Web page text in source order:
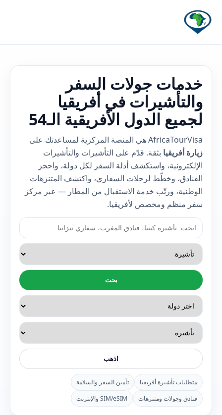
خدمات جولات السفر
والتأشيرات في أفريقيا
لجميع الدول الأفريقية الـ54
AfricaTourVisa هي المنصة المركزية لمساعدتك على
زيارة أفريقيا بثقة. قدّم على التأشيرات والتأشيرات
الإلكترونية، واستكشف أدلة السفر لكل دولة، واحجز
الفنادق، وخطّط لرحلات السفاري، واكتشف المتنزهات
الوطنية، ورتّب خدمة الاستقبال من المطار — عبر مركز
سفر منظم ومخصص لأفريقيا.
بحث
اذهب
متطلبات تأشيرة أفريقيا
تأمين السفر والسلامة
فنادق وجولات ومتنزهات
SIM/eSIM والإنترنت